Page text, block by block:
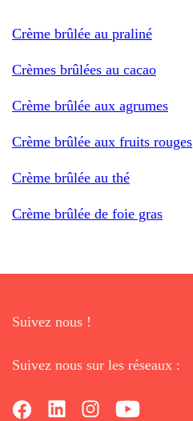
Crème brûlée au praliné
Crèmes brûlées au cacao
Crème brûlée aux agrumes
Crème brûlée aux fruits rouges
Crème brûlée au thé
Crème brûlée de foie gras
Suivez nous !
Suivez nous sur les réseaux :